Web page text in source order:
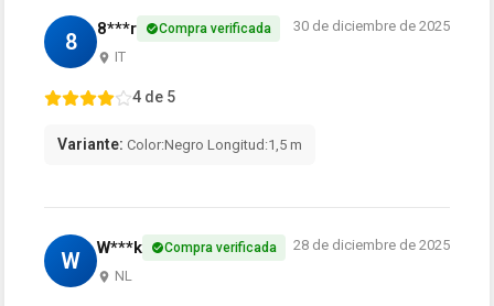
8 8***r Compra verificada
IT
30 de diciembre de 2025
4 de 5
Variante: Color:Negro Longitud:1,5 m
W W***k Compra verificada
NL
28 de diciembre de 2025